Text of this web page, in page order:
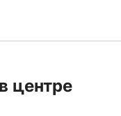
центре